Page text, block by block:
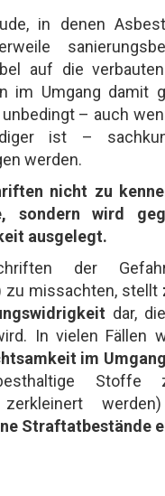
in denen
auf die
im Umgang damit
– auch
ist –
werden.
nicht zu
sondern wird
ausgelegt.
der
zu missachten, stellt
dar,
In vielen Fällen
im
Stoffe
zerkleinert
Straftatbestände